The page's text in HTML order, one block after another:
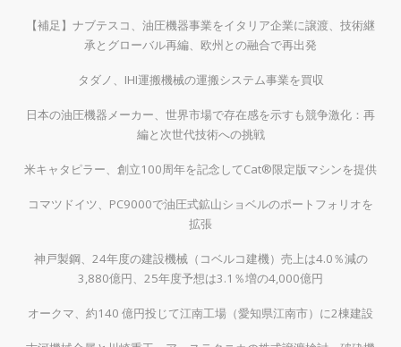
【補足】ナブテスコ、油圧機器事業をイタリア企業に譲渡、技術継
承とグローバル再編、欧州との融合で再出発
タダノ、IHI運搬機械の運搬システム事業を買収
日本の油圧機器メーカー、世界市場で存在感を示すも競争激化：再
編と次世代技術への挑戦
米キャタピラー、創立100周年を記念してCat®限定版マシンを提供
コマツドイツ、PC9000で油圧式鉱山ショベルのポートフォリオを
拡張
神戸製鋼、24年度の建設機械（コベルコ建機）売上は4.0％減の
3,880億円、25年度予想は3.1％増の4,000億円
オークマ、約140 億円投じて江南工場（愛知県江南市）に2棟建設